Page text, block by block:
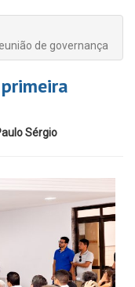
de governança
Sérgio